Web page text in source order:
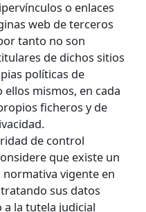
o enlaces
web de terceros
tanto no son
de dichos sitios
políticas de
mismos, en cada
ficheros y de
de control
que existe un
vigente en
sus datos
la tutela judicial